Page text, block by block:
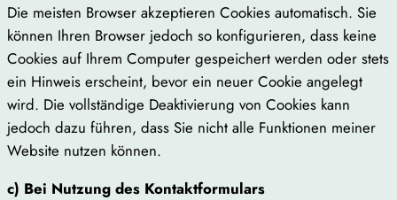
Die meisten Browser akzeptieren Cookies automatisch. Sie
können Ihren Browser jedoch so konfigurieren, dass keine
Cookies auf Ihrem Computer gespeichert werden oder stets
ein Hinweis erscheint, bevor ein neuer Cookie angelegt
wird. Die vollständige Deaktivierung von Cookies kann
jedoch dazu führen, dass Sie nicht alle Funktionen meiner
Website nutzen können.
c) Bei Nutzung des Kontaktformulars